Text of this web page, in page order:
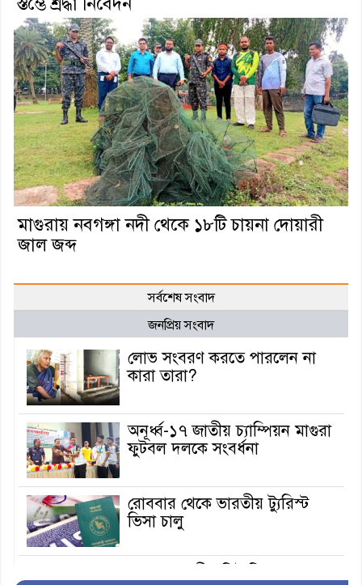
মাগুরায় নবগঙ্গা নদী থেকে ১৮টি চায়না দোয়ারী
জাল জব্দ
সর্বশেষ সংবাদ
জনপ্রিয় সংবাদ
লোভ সংবরণ করতে পারলেন না
কারা তারা?
অনূর্ধ্ব-১৭ জাতীয় চ্যাম্পিয়ন মাগুরা
ফুটবল দলকে সংবর্ধনা
রোববার থেকে ভারতীয় ট্যুরিস্ট
ভিসা চালু